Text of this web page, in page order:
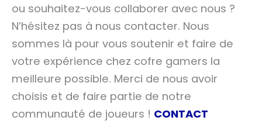
ou souhaitez-vous collaborer avec nous ?
N’hésitez pas à nous contacter. Nous
sommes là pour vous soutenir et faire de
votre expérience chez cofre gamers la
meilleure possible. Merci de nous avoir
choisis et de faire partie de notre
communauté de joueurs ! CONTACT